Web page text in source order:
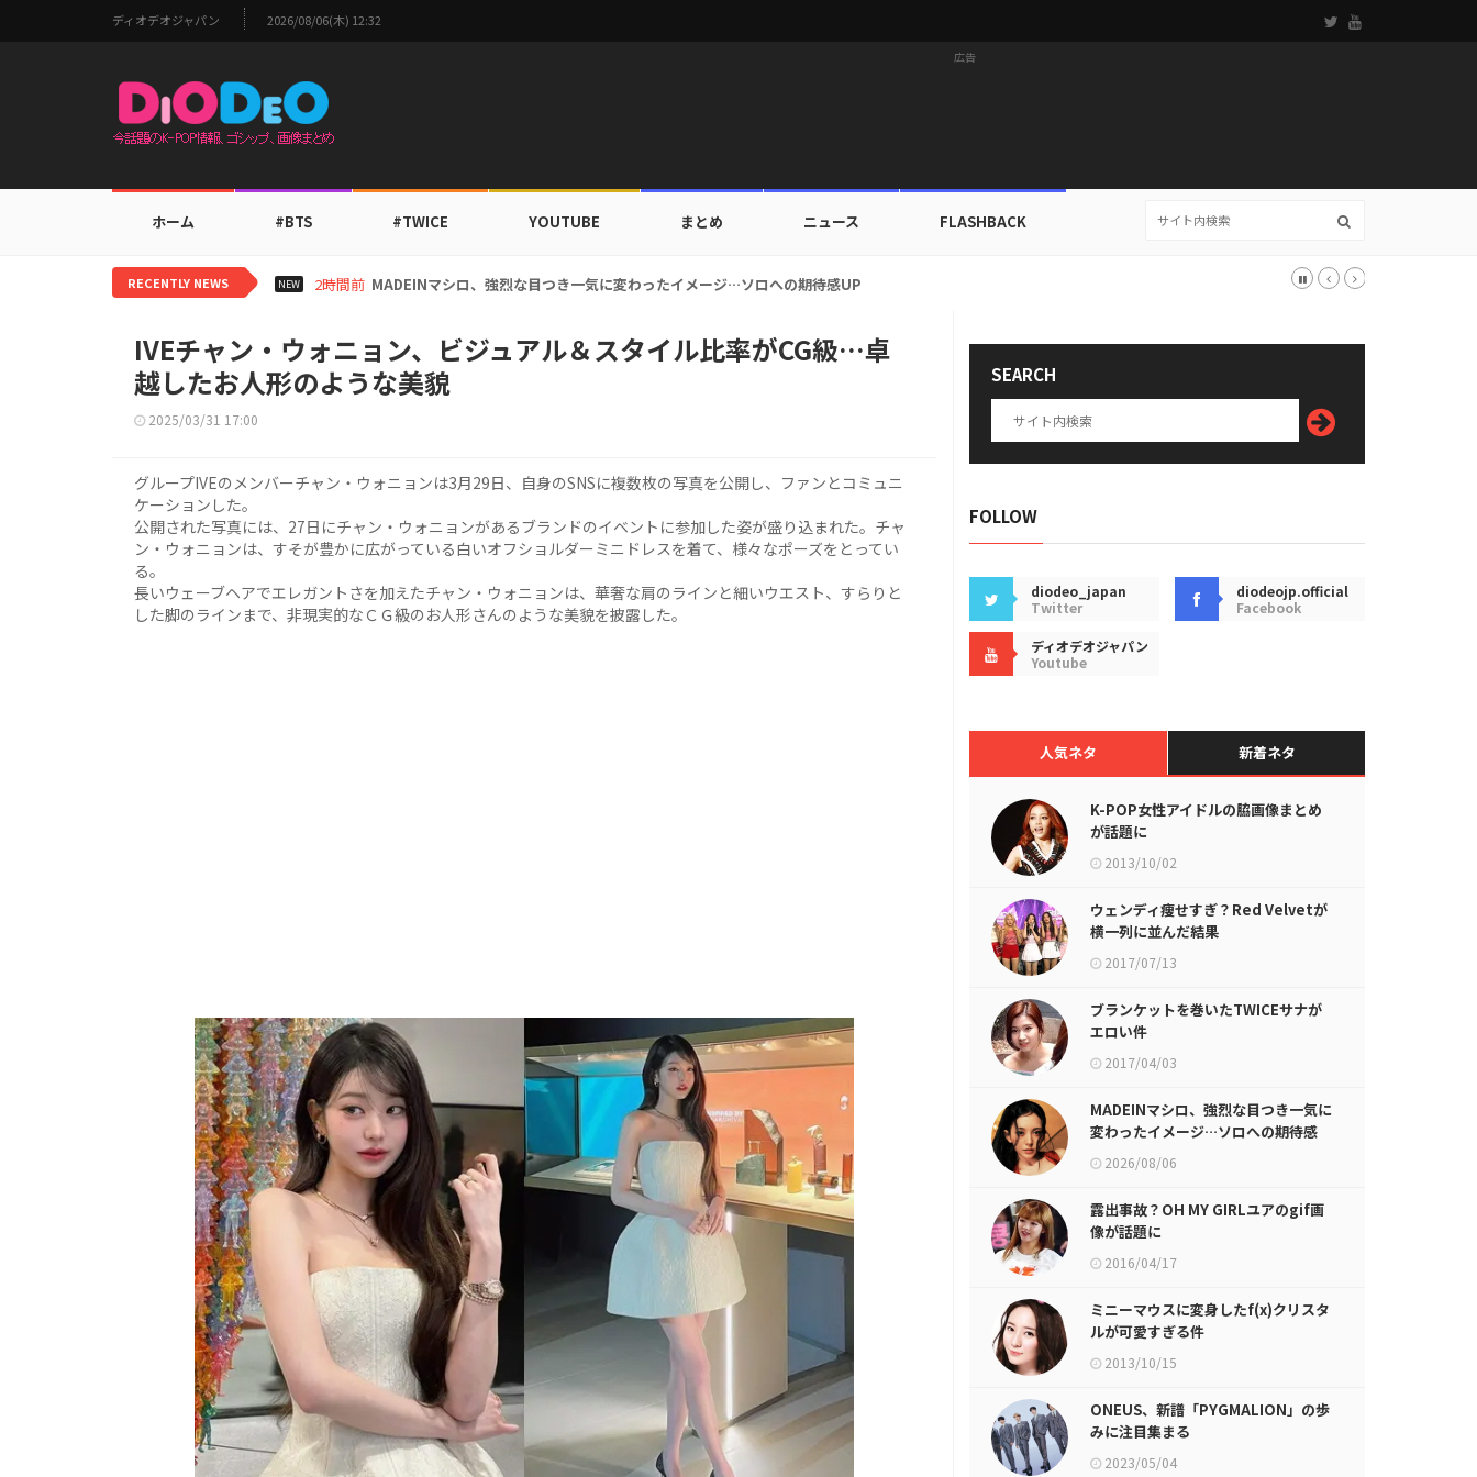
ディオデオジャパン 2026/08/06(木) 12:32
広告
ホーム #BTS #TWICE YOUTUBE まとめ ニュース FLASHBACK
RECENTLY NEWS NEW 20時間前 感覚的ビジュアル…SHINeeテミン、ワールドツアーソウル公演のポスター公開！
IVEチャン・ウォニョン、ビジュアル＆スタイル比率がCG級…卓
越したお人形のような美貌
2025/03/31 17:00
グループIVEのメンバーチャン・ウォニョンは3月29日、自身のSNSに複数枚の写真を公開し、ファンとコミュニ
ケーションした。
公開された写真には、27日にチャン・ウォニョンがあるブランドのイベントに参加した姿が盛り込まれた。チャ
ン・ウォニョンは、すそが豊かに広がっている白いオフショルダーミニドレスを着て、様々なポーズをとってい
る。
長いウェーブヘアでエレガントさを加えたチャン・ウォニョンは、華奢な肩のラインと細いウエスト、すらりと
した脚のラインまで、非現実的なＣＧ級のお人形さんのような美貌を披露した。
SEARCH
FOLLOW
diodeo_japan
Twitter
diodeojp.official
Facebook
ディオデオジャパン
Youtube
人気ネタ 新着ネタ
K-POP女性アイドルの脇画像まとめ
が話題に
2013/10/02
ウェンディ痩せすぎ？Red Velvetが
横一列に並んだ結果
2017/07/13
ブランケットを巻いたTWICEサナが
エロい件
2017/04/03
MADEINマシロ、強烈な目つき一気に
変わったイメージ…ソロへの期待感
UP2026/08/06
露出事故？OH MY GIRLユアのgif画
像が話題に
2016/04/17
ミニーマウスに変身したf(x)クリスタ
ルが可愛すぎる件
2013/10/15
ONEUS、新譜「PYGMALION」の歩
みに注目集まる
2023/05/04